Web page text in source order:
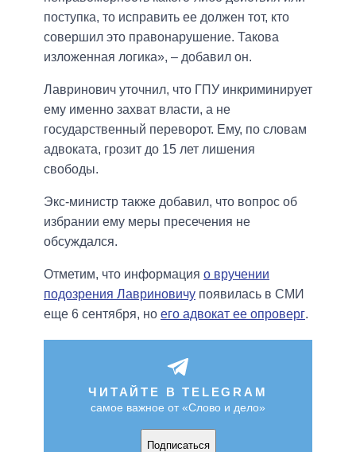
поступка, то исправить ее должен тот, кто
совершил это правонарушение. Такова
изложенная логика», – добавил он.
Лавринович уточнил, что ГПУ инкриминирует
ему именно захват власти, а не
государственный переворот. Ему, по словам
адвоката, грозит до 15 лет лишения
свободы.
Экс-министр также добавил, что вопрос об
избрании ему меры пресечения не
обсуждался.
Отметим, что информация о вручении
подозрения Лавриновичу появилась в СМИ
еще 6 сентября, но его адвокат ее опроверг.
ЧИТАЙТЕ В TELEGRAM
самое важное от «Слово и дело»
Подписаться